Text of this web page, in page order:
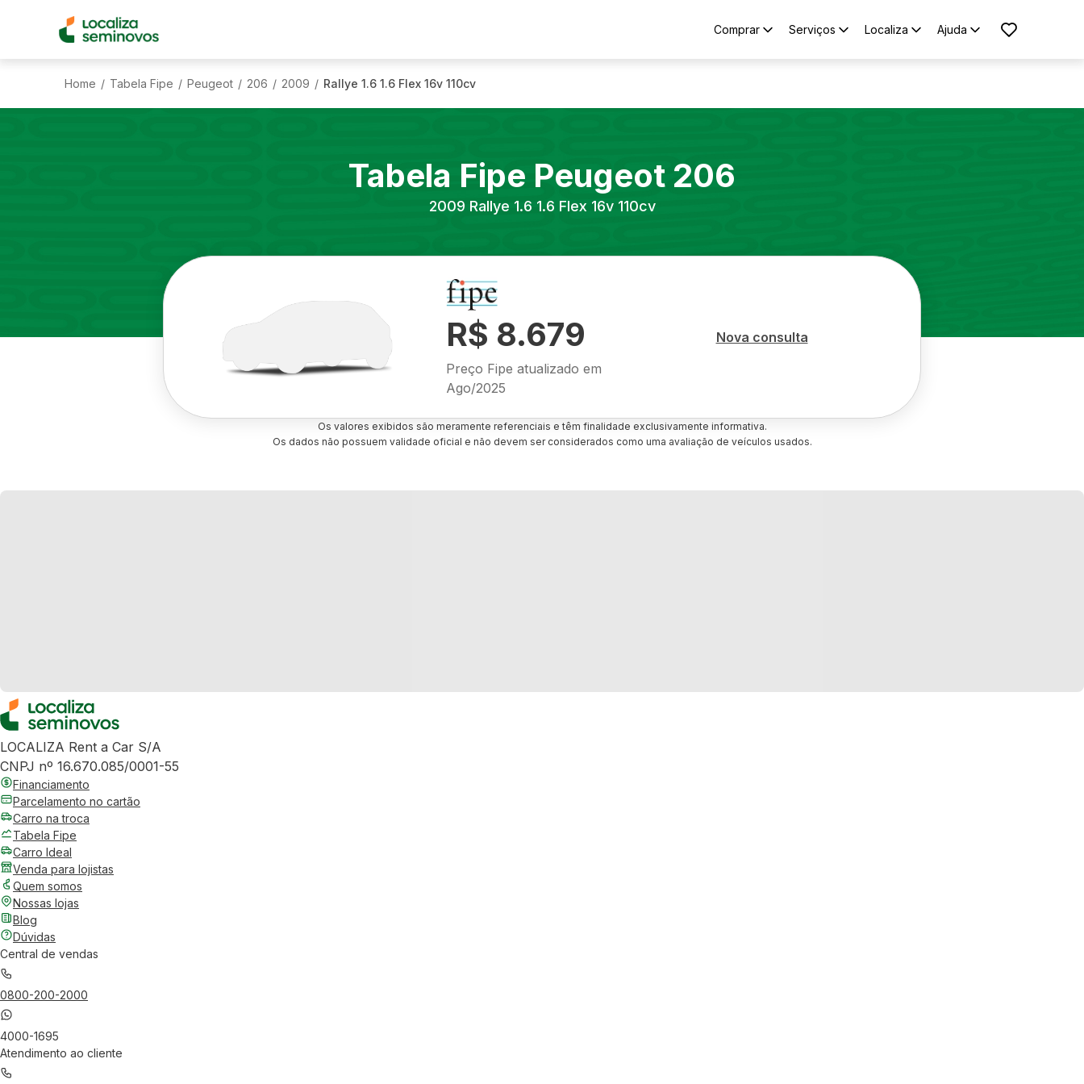
Comprar Serviços Localiza Ajuda
Home / Tabela Fipe / Peugeot / 206 / 2009 / Rallye 1.6 1.6 Flex 16v 110cv
Tabela Fipe Peugeot 206
2009 Rallye 1.6 1.6 Flex 16v 110cv
R$ 8.679
Preço Fipe atualizado em
Ago/2025
Nova consulta
Os valores exibidos são meramente referenciais e têm finalidade exclusivamente informativa.
Os dados não possuem validade oficial e não devem ser considerados como uma avaliação de veículos usados.
LOCALIZA Rent a Car S/A
CNPJ nº 16.670.085/0001-55
Financiamento
Parcelamento no cartão
Carro na troca
Tabela Fipe
Carro Ideal
Venda para lojistas
Quem somos
Nossas lojas
Blog
Dúvidas
Central de vendas
0800-200-2000
4000-1695
Atendimento ao cliente